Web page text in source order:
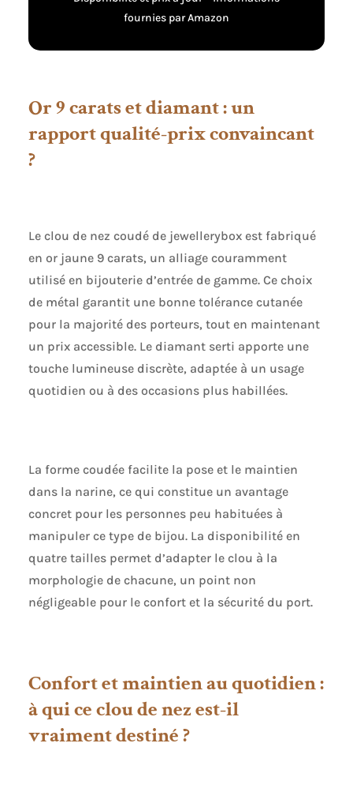
fournies par Amazon
Or 9 carats et diamant : un
rapport qualité-prix convaincant
?
Le clou de nez coudé de jewellerybox est fabriqué
en or jaune 9 carats, un alliage couramment
utilisé en bijouterie d’entrée de gamme. Ce choix
de métal garantit une bonne tolérance cutanée
pour la majorité des porteurs, tout en maintenant
un prix accessible. Le diamant serti apporte une
touche lumineuse discrète, adaptée à un usage
quotidien ou à des occasions plus habillées.
La forme coudée facilite la pose et le maintien
dans la narine, ce qui constitue un avantage
concret pour les personnes peu habituées à
manipuler ce type de bijou. La disponibilité en
quatre tailles permet d’adapter le clou à la
morphologie de chacune, un point non
négligeable pour le confort et la sécurité du port.
Confort et maintien au quotidien :
à qui ce clou de nez est-il
vraiment destiné ?